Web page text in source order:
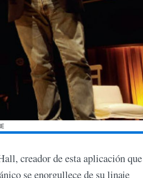
creador de esta aplicación que
se enorgullece de su linaje